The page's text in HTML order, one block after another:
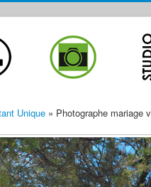
Unique » Photographe mariage